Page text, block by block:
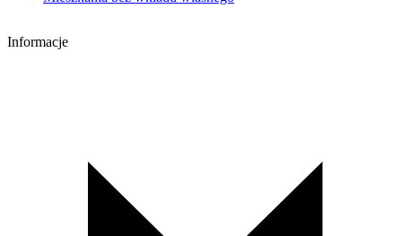
Informacje